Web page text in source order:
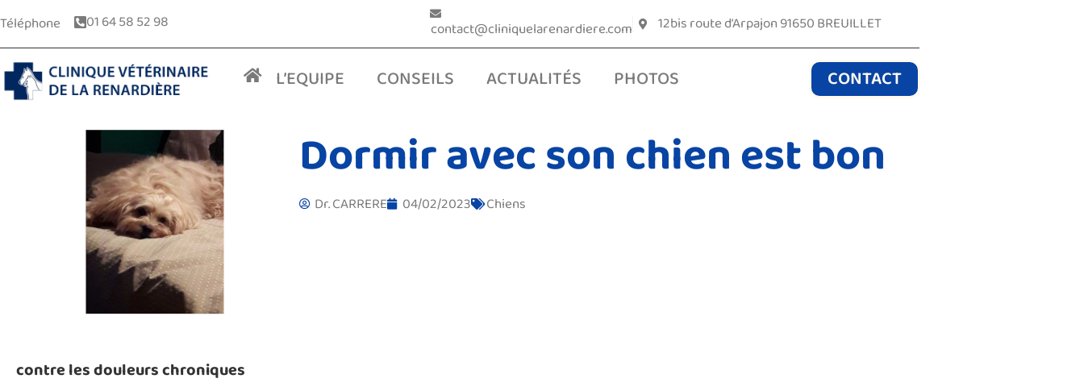
Téléphone 01 64 58 52 98 contact@cliniquelarenardiere.com 12bis route d’Arpajon 91650 BREUILLET
L’EQUIPE CONSEILS ACTUALITÉS PHOTOS CONTACT
Dormir avec son chien est bon
Dr. CARRERE 04/02/2023 Chiens
contre les douleurs chroniques